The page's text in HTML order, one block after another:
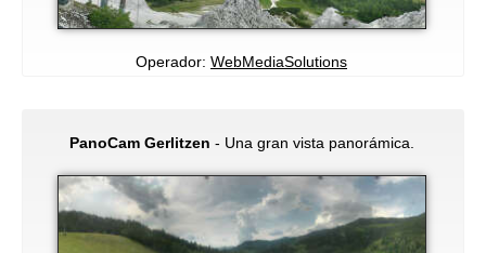
Operador: WebMediaSolutions
PanoCam Gerlitzen - Una gran vista panorámica.